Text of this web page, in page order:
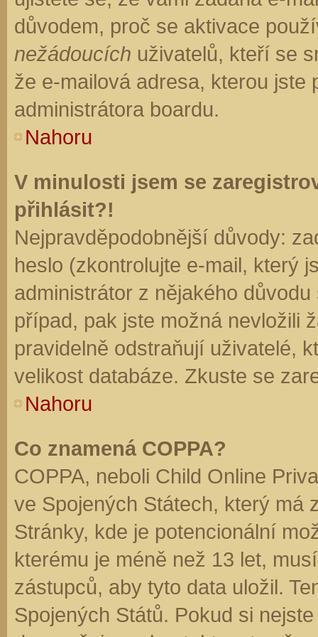
důvodem, proč se aktivace
nežádoucích uživatelů, kteří se
že e-mailová adresa, kterou jste
administrátora boardu.
Nahoru
V minulosti jsem se
přihlásit?!
Nejpravděpodobnější důvody:
heslo (zkontrolujte e-mail, který
administrátor z nějakého
případ, pak jste možná nevložili
pravidelně odstraňují uživatelé,
velikost databáze. Zkuste se
Nahoru
Co znamená COPPA?
COPPA, neboli Child Online
ve Spojených Státech, který má
Stránky, kde je potencionální
kterému je méně než 13 let,
zástupců, aby tyto data uložil.
Spojených Států. Pokud si